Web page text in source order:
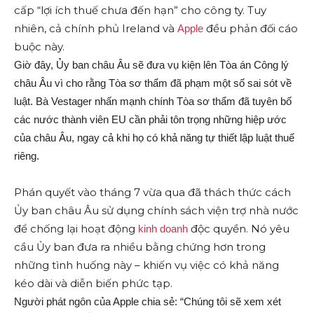
cấp “lợi ích thuế chưa đến hạn” cho công ty. Tuy
nhiên, cả chính phủ Ireland và Apple đều phản đối cáo
buộc này.
Giờ đây, Ủy ban châu Âu sẽ đưa vụ kiện lên Tòa án Công lý
châu Âu vì cho rằng Tòa sơ thẩm đã phạm một số sai sót về
luật. Bà Vestager nhấn mạnh chính Tòa sơ thẩm đã tuyên bố
các nước thành viên EU cần phải tôn trọng những hiệp ước
của châu Âu, ngay cả khi họ có khả năng tự thiết lập luật thuế
riêng.
Phán quyết vào tháng 7 vừa qua đã thách thức cách
Ủy ban châu Âu sử dụng chính sách viện trợ nhà nước
để chống lại hoạt động kinh doanh độc quyền. Nó yêu
cầu Ủy ban đưa ra nhiều bằng chứng hơn trong
những tình huống này – khiến vụ việc có khả năng
kéo dài và diễn biến phức tạp.
Người phát ngôn của Apple chia sẻ: “Chúng tôi sẽ xem xét